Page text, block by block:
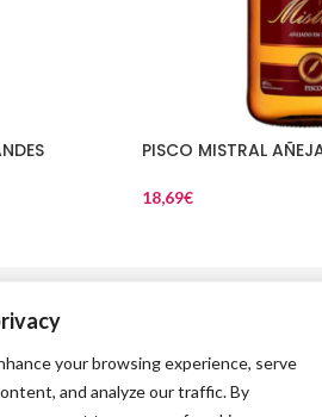
your browsing experience, serve
and analyze our traffic. By
PISCO MISTRAL
18,69€
Aviso
Política de